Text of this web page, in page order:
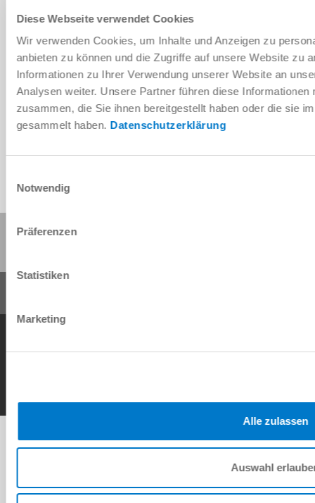
Diese Webseite verwendet Cookies
Wir verwenden Cookies, um Inhalte und Anzeigen zu
anbieten zu können und die Zugriffe auf unsere Website zu
Informationen zu Ihrer Verwendung unserer Website an
Analysen weiter. Unsere Partner führen diese
zusammen, die Sie ihnen bereitgestellt haben oder die sie
gesammelt haben. Datenschutzerklärung
Notwendig
Präferenzen
Statistiken
Marketing
Alle zulassen
Auswahl
Télécharger les données de CAO
Télécharger